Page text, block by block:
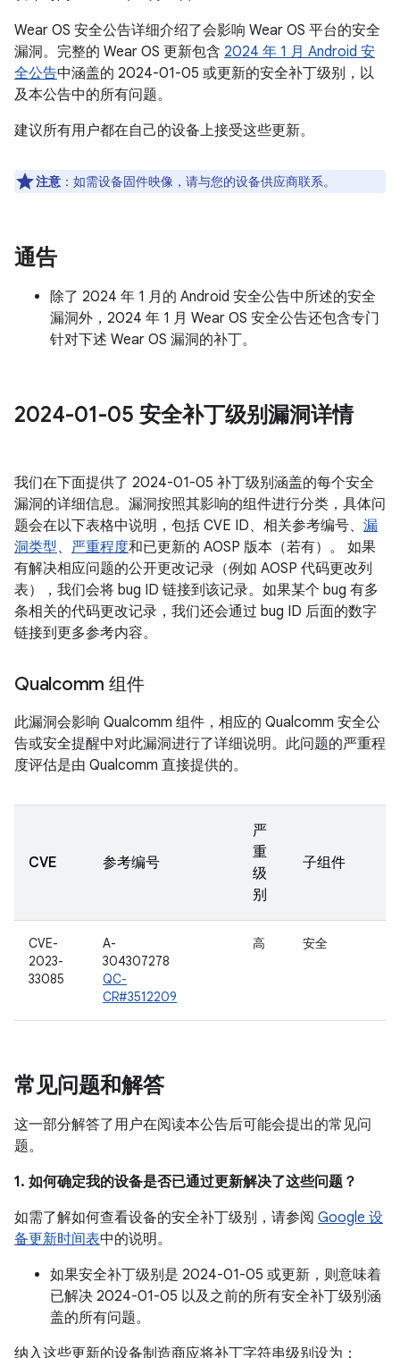
Wear OS 安全公告详细介绍了会影响 Wear OS 平台的安全
漏洞。完整的 Wear OS 更新包含 2024 年 1 月 Android 安
全公告中涵盖的 2024-01-05 或更新的安全补丁级别，以
及本公告中的所有问题。
建议所有用户都在自己的设备上接受这些更新。
注意 ：如需设备固件映像，请与您的设备供应商联系。
通告
除了 2024 年 1 月的 Android 安全公告中所述的安全
漏洞外，2024 年 1 月 Wear OS 安全公告还包含专门
针对下述 Wear OS 漏洞的补丁。
2024-01-05 安全补丁级别漏洞详情
我们在下面提供了 2024-01-05 补丁级别涵盖的每个安全
漏洞的详细信息。漏洞按照其影响的组件进行分类，具体问
题会在以下表格中说明，包括 CVE ID、相关参考编号、 漏
洞类型、 严重程度和已更新的 AOSP 版本（若有）。 如果
有解决相应问题的公开更改记录（例如 AOSP 代码更改列
表），我们会将 bug ID 链接到该记录。如果某个 bug 有多
条相关的代码更改记录，我们还会通过 bug ID 后面的数字
链接到更多参考内容。
Qualcomm 组件
此漏洞会影响 Qualcomm 组件，相应的 Qualcomm 安全公
告或安全提醒中对此漏洞进行了详细说明。此问题的严重程
度评估是由 Qualcomm 直接提供的。
CVE 参考编号
严
重
级
别
子组件
CVE-
2023-
33085
A-
304307278
QC-
CR#3512209
高 安全
常见问题和解答
这一部分解答了用户在阅读本公告后可能会提出的常见问
题。
1. 如何确定我的设备是否已通过更新解决了这些问题？
如需了解如何查看设备的安全补丁级别，请参阅 Google 设
备更新时间表中的说明。
如果安全补丁级别是 2024-01-05 或更新，则意味着
已解决 2024-01-05 以及之前的所有安全补丁级别涵
盖的所有问题。
纳入这些更新的设备制造商应将补丁字符串级别设为：